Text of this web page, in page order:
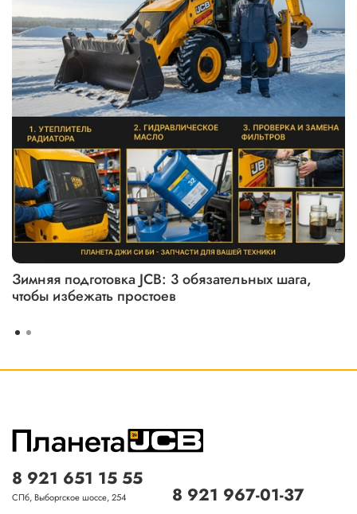
Зимняя подготовка JCB: 3 обязательных шага,
чтобы избежать простоев
8 921 651 15 55
СПб, Выборгское шоссе, 254 8 921 967-01-37